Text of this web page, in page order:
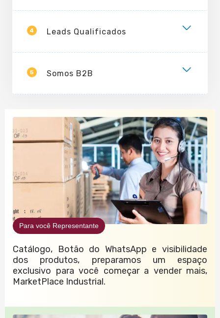
4 Leads Qualificados
5 Somos B2B
Para você Representante
Catálogo, Botão do WhatsApp e visibilidade
dos produtos, preparamos um espaço
exclusivo para você começar a vender mais,
MarketPlace Industrial.